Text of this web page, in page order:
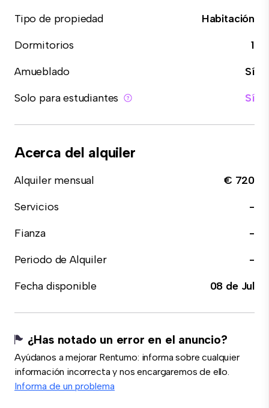
Tipo de propiedad
Habitación
Dormitorios
1
Amueblado
Sí
Solo para estudiantes
Sí
Acerca del alquiler
Alquiler mensual
€ 720
Servicios
-
Fianza
-
Periodo de Alquiler
-
Fecha disponible
08 de Jul
¿Has notado un error en el anuncio?
Ayúdanos a mejorar Rentumo: informa sobre cualquier
información incorrecta y nos encargaremos de ello.
Informa de un problema